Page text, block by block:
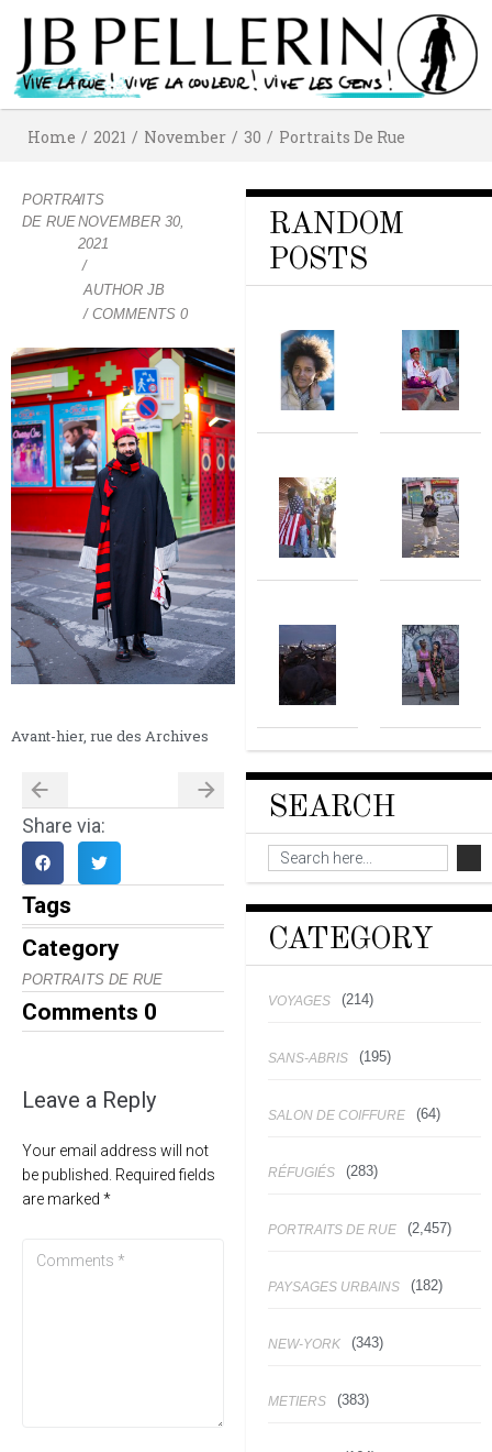
Home / 2021 / November / 30 / Portraits De Rue
PORTRAITS
DE RUE
/
NOVEMBER 30,
2021
/
AUTHOR JB
/ COMMENTS 0
Avant-hier, rue des Archives
Share via:
Tags
Category
PORTRAITS DE RUE
Comments 0
Leave a Reply
Your email address will not
be published. Required fields
are marked *
RANDOM
POSTS
SEARCH
CATEGORY
VOYAGES (214)
SANS-ABRIS (195)
SALON DE COIFFURE (64)
RÉFUGIÉS (283)
PORTRAITS DE RUE (2,457)
PAYSAGES URBAINS (182)
NEW-YORK (343)
METIERS (383)